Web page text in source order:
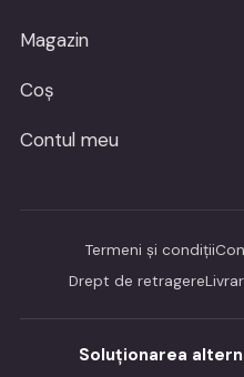
Magazin
Coș
Contul meu
Termeni și condiții
Drept de retragere
Soluționarea